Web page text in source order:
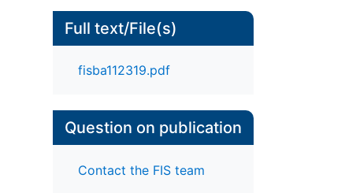
Full text/File(s)
fisba112319.pdf
Question on publication
Contact the FIS team